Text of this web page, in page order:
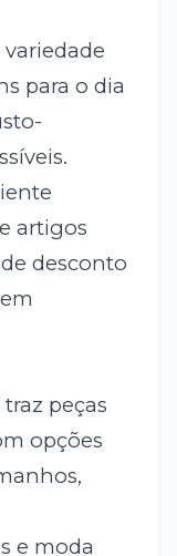
para o dia
artigos
desconto
peças
opções
e moda